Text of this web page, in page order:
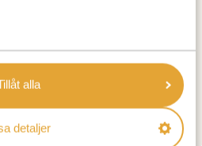
alla
detaljer
Mogotlho Safari Lodge